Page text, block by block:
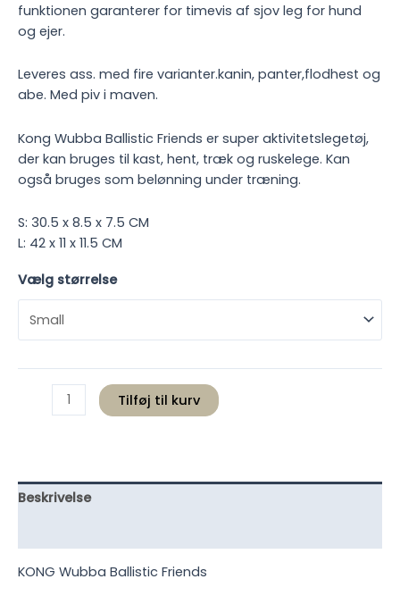
funktionen garanterer for timevis af sjov leg for hund
og ejer.
Leveres ass. med fire varianter.kanin, panter,flodhest og
abe. Med piv i maven.
Kong Wubba Ballistic Friends er super aktivitetslegetøj,
der kan bruges til kast, hent, træk og ruskelege. Kan
også bruges som belønning under træning.
S: 30.5 x 8.5 x 7.5 CM
L: 42 x 11 x 11.5 CM
Vælg størrelse
Wubba
Tilføj til kurv
Beskrivelse
KONG Wubba Ballistic Friends